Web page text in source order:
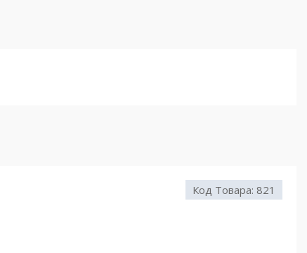
Код Товара: 821